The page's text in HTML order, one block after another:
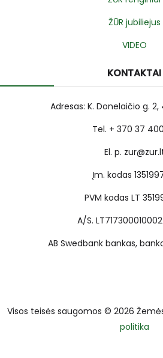
ŽŪR jubiliejus
VIDEO
KONTAKTAI
Adresas: K. Donelaičio g. 2,
Tel. + 370 37
El. p.
Įm. kodas
PVM kodas LT
A/S.
AB Swedbank bankas,
Visos teisės saugomos © 2026
politika